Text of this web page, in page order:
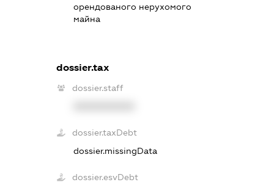
орендованого нерухомого
майна
dossier.tax
dossier.staff
dossier.taxDebt
dossier.missingData
dossier.esvDebt